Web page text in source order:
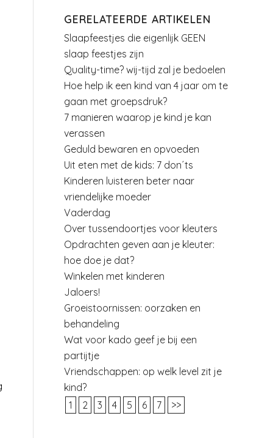
GERELATEERDE ARTIKELEN
Slaapfeestjes die eigenlijk GEEN
slaap feestjes zijn
Quality-time? wij-tijd zal je bedoelen
Hoe help ik een kind van 4 jaar om te
gaan met groepsdruk?
7 manieren waarop je kind je kan
verassen
Geduld bewaren en opvoeden
Uit eten met de kids: 7 don´ts
Kinderen luisteren beter naar
vriendelijke moeder
Vaderdag
Over tussendoortjes voor kleuters
Opdrachten geven aan je kleuter:
hoe doe je dat?
Winkelen met kinderen
Jaloers!
Groeistoornissen: oorzaken en
behandeling
Wat voor kado geef je bij een
partijtje
Vriendschappen: op welk level zit je
kind?
1
2 3 4 5 6 7 >>